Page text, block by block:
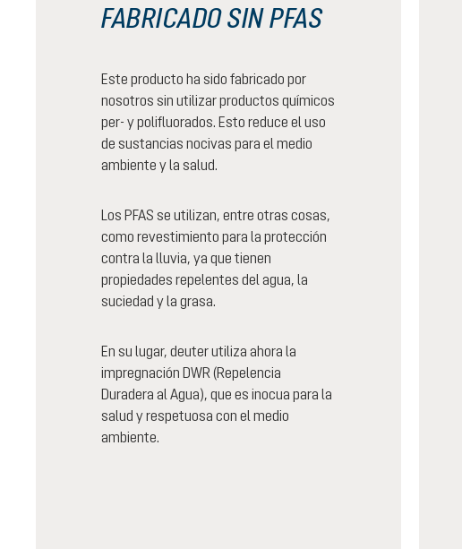
FABRICADO SIN PFAS
Este producto ha sido fabricado por
nosotros sin utilizar productos químicos
per- y polifluorados. Esto reduce el uso
de sustancias nocivas para el medio
ambiente y la salud.
Los PFAS se utilizan, entre otras cosas,
como revestimiento para la protección
contra la lluvia, ya que tienen
propiedades repelentes del agua, la
suciedad y la grasa.
En su lugar, deuter utiliza ahora la
impregnación DWR (Repelencia
Duradera al Agua), que es inocua para la
salud y respetuosa con el medio
ambiente.